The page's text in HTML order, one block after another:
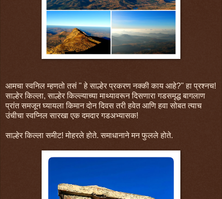
आमचा स्वनिल म्हणतो तसं " हे साल्हेर प्रकरण नक्की काय आहे?" हा प्रश्नच!
साल्हेर किल्ला, साल्हेर किल्ल्याच्या माथ्यावरून दिसणारा गडसमृद्ध बागलाण
प्रांत समजून घ्यायला किमान दोन दिवस तरी हवेत आणि हवा सोबत त्याच
उंचीचा स्वप्निल सारखा एक दमदार गडअभ्यासक!
साल्हेर किल्ला समीट! मोहरले होते. समाधानाने मन फुलले होते.